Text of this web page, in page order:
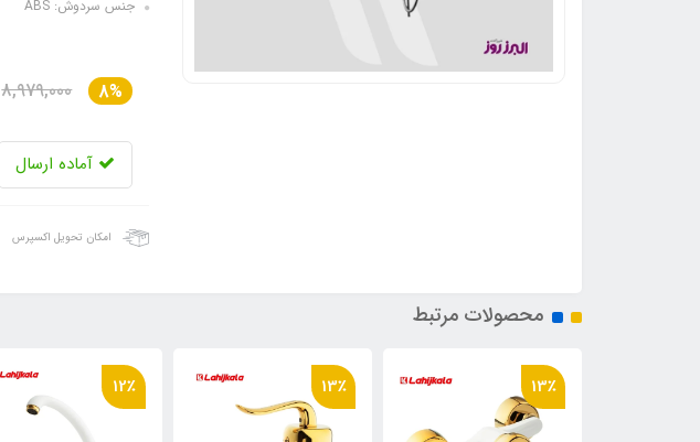
جنس سردوش: ABS
8%
8,979,000
آماده ارسال
امکان تحویل اکسپرس
محصولات مرتبط
13٪ 13٪ 12٪